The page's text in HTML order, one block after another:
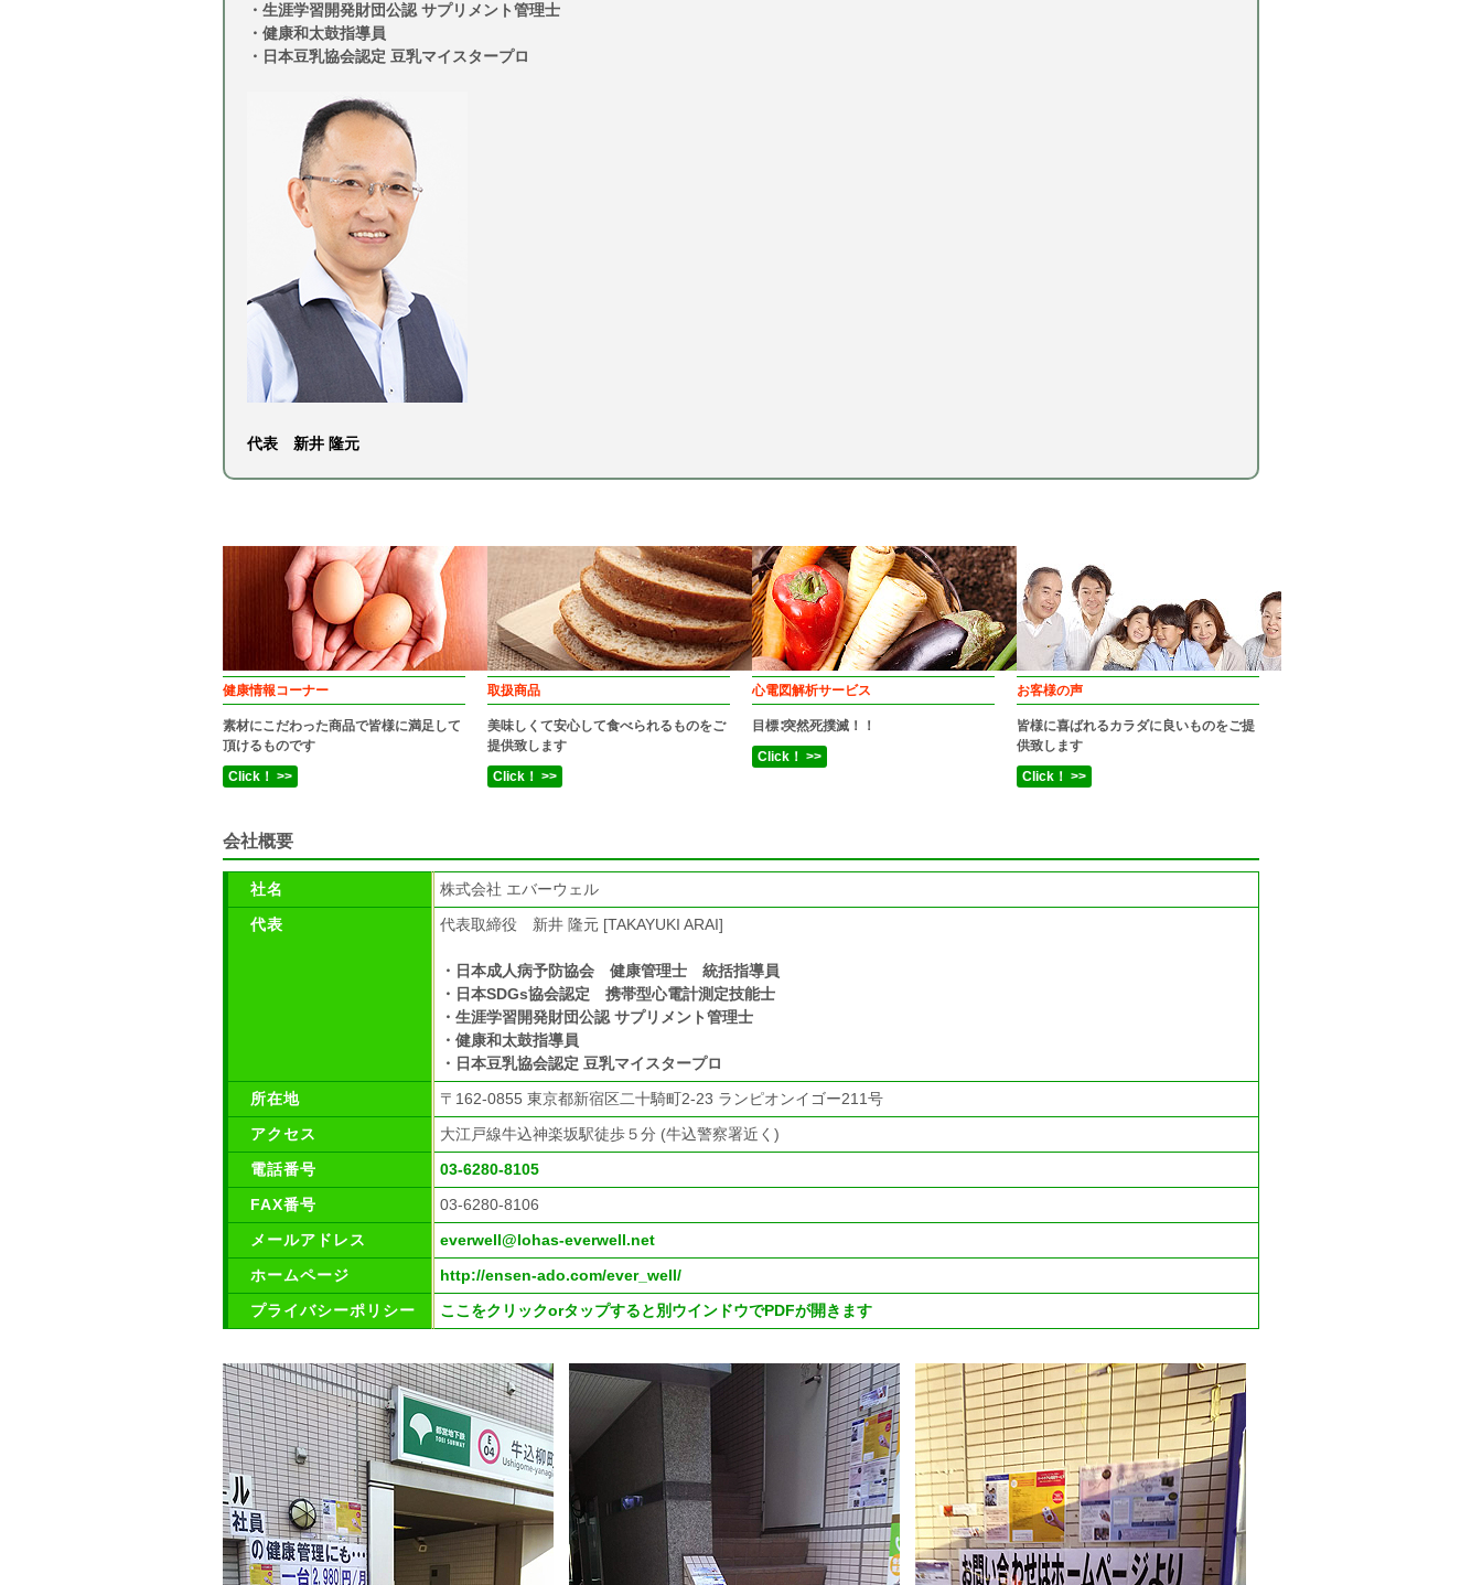
・生涯学習開発財団公認 サプリメント管理士
・健康和太鼓指導員
・日本豆乳協会認定 豆乳マイスタープロ
代表 新井 隆元
健康情報コーナー
素材にこだわった商品で皆様に満足して
頂けるものです
Click！ >>
取扱商品
美味しくて安心して食べられるものをご
提供致します
Click！ >>
心電図解析サービス
目標∶突然死撲滅！！
Click！ >>
お客様の声
皆様に喜ばれるカラダに良いものをご提
供致します
Click！ >>
会社概要
社名
株式会社 エバーウェル
代表
代表取締役 新井 隆元 [TAKAYUKI ARAI]
・日本成人病予防協会 健康管理士 統括指導員
・日本SDGs協会認定 携帯型心電計測定技能士
・生涯学習開発財団公認 サプリメント管理士
・健康和太鼓指導員
・日本豆乳協会認定 豆乳マイスタープロ
所在地
〒162-0855 東京都新宿区二十騎町2-23 ランピオンイゴー211号
アクセス
大江戸線牛込神楽坂駅徒歩５分 (牛込警察署近く)
電話番号
03-6280-8105
FAX番号
03-6280-8106
メールアドレス
everwell@lohas-everwell.net
ホームページ
http://ensen-ado.com/ever_well/
プライバシーポリシー
ここをクリックorタップすると別ウインドウでPDFが開きます